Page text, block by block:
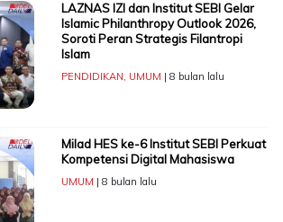
LAZNAS IZI dan Institut SEBI Gelar
Islamic Philanthropy Outlook 2026,
Soroti Peran Strategis Filantropi
Islam
PENDIDIKAN, UMUM | 8 bulan lalu
Milad HES ke-6 Institut SEBI Perkuat
Kompetensi Digital Mahasiswa
UMUM | 8 bulan lalu